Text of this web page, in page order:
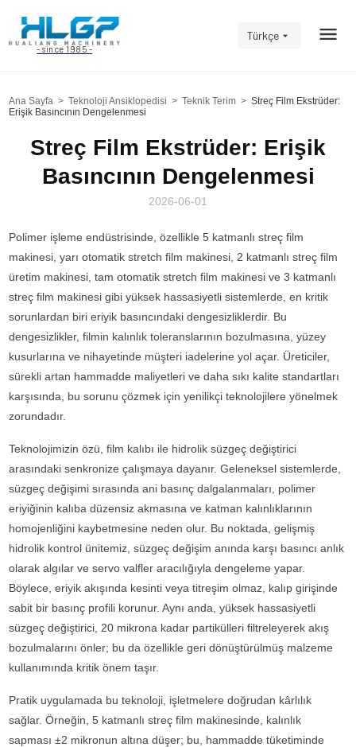
- since 1985 -
Türkçe
Ana Sayfa > Teknoloji Ansiklopedisi > Teknik Terim > Streç Film Ekstrüder:
Erişik Basıncının Dengelenmesi
Streç Film Ekstrüder: Erişik
Basıncının Dengelenmesi
2026-06-01
Polimer işleme endüstrisinde, özellikle 5 katmanlı streç film
makinesi, yarı otomatik stretch film makinesi, 2 katmanlı streç film
üretim makinesi, tam otomatik stretch film makinesi ve 3 katmanlı
streç film makinesi gibi yüksek hassasiyetli sistemlerde, en kritik
sorunlardan biri eriyik basıncındaki dengesizliklerdir. Bu
dengesizlikler, filmin kalınlık toleranslarının bozulmasına, yüzey
kusurlarına ve nihayetinde müşteri iadelerine yol açar. Üreticiler,
sürekli artan hammadde maliyetleri ve daha sıkı kalite standartları
karşısında, bu sorunu çözmek için yenilikçi teknolojilere yönelmek
zorundadır.
Teknolojimizin özü, film kalıbı ile hidrolik süzgeç değiştirici
arasındaki senkronize çalışmaya dayanır. Geleneksel sistemlerde,
süzgeç değişimi sırasında ani basınç dalgalanmaları, polimer
eriyiğinin kalıba düzensiz akmasına ve katman kalınlıklarının
homojenliğini kaybetmesine neden olur. Bu noktada, gelişmiş
hidrolik kontrol ünitemiz, süzgeç değişim anında karşı basıncı anlık
olarak algılar ve servo valfler aracılığıyla dengeleme yapar.
Böylece, eriyik akışında kesinti veya titreşim olmaz, kalıp girişinde
sabit bir basınç profili korunur. Aynı anda, yüksek hassasiyetli
süzgeç değiştirici, 20 mikrona kadar partikülleri filtreleyerek akış
bozulmalarını önler; bu da özellikle geri dönüştürülmüş malzeme
kullanımında kritik önem taşır.
Pratik uygulamada bu teknoloji, işletmelere doğrudan kârlılık
sağlar. Örneğin, 5 katmanlı streç film makinesinde, kalınlık
sapması ±2 mikronun altına düşer; bu, hammadde tüketiminde